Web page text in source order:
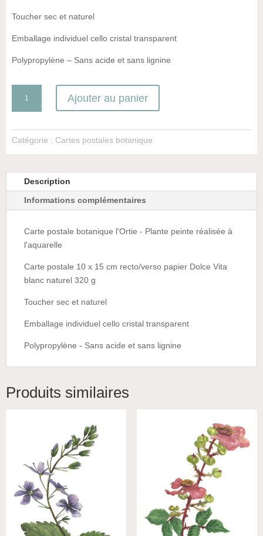
Toucher sec et naturel
Emballage individuel cello cristal transparent
Polypropylène – Sans acide et sans lignine
Ajouter au panier
Catégorie : Cartes postales botanique
Description
Informations complémentaires
Carte postale botanique l'Ortie - Plante peinte réalisée à
l'aquarelle
Carte postale 10 x 15 cm recto/verso papier Dolce Vita
blanc naturel 320 g
Toucher sec et naturel
Emballage individuel cello cristal transparent
Polypropylène - Sans acide et sans lignine
Produits similaires